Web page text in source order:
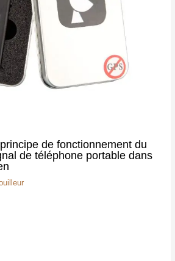
de fonctionnement du
de téléphone portable dans